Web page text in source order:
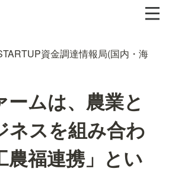
資金調達情報局(国内・海
ームは、農業と
ネスを組み合わ
農福連携」とい